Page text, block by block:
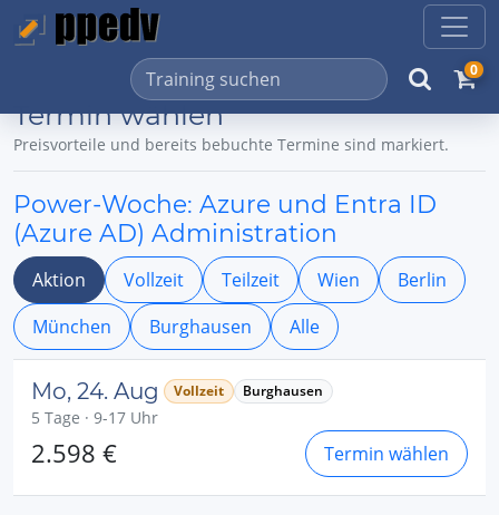
0
Termin wählen
Preisvorteile und bereits bebuchte Termine sind markiert.
Power-Woche: Azure und Entra ID
(Azure AD) Administration
Aktion Vollzeit Teilzeit Wien
Berlin
München
Burghausen Alle
Mo, 24. Aug Vollzeit Burghausen
5 Tage · 9-17 Uhr
2.598 € Termin wählen